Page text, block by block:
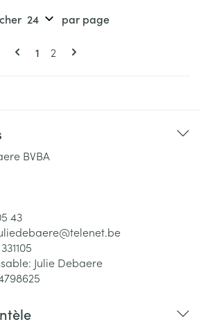
Pages
Vous lisez actuellement la page
1 Page
2
par page
BVBA
43
telenet.be
331105
Julie Debaere